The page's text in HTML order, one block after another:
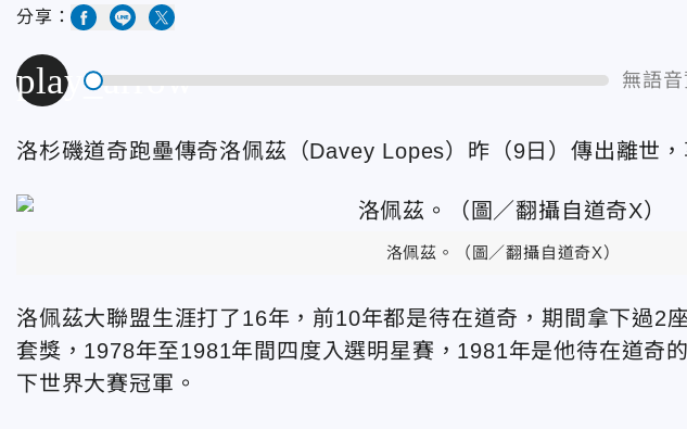
分享：
play_arrow 無語
洛杉磯道奇跑壘傳奇洛佩茲（Davey Lopes）昨（9日）傳出離世，
洛佩茲。（圖／翻攝自道奇X）
洛佩茲大聯盟生涯打了16年，前10年都是待在道奇，期間拿下過2
套獎，1978年至1981年間四度入選明星賽，1981年是他待在道奇
下世界大賽冠軍。